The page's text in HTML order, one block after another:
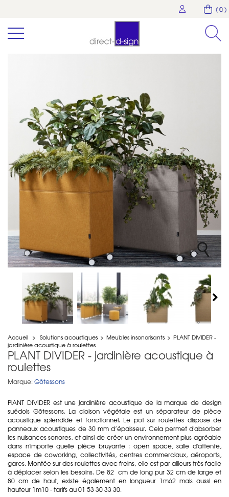
( 0 )
Accueil > Solutions acoustiques > Meubles insonorisants > PLANT DIVIDER -
jardinière acoustique à roulettes
PLANT DIVIDER - jardinière acoustique à
roulettes
Marque: Götessons
PlANT DIVIDER est une jardinière acoustique de la marque de design
suédois Götessons. La cloison végétale est un séparateur de pièce
acoustique splendide et fonctionnel. Le pot sur roulettes dispose de
panneaux acoustiques de 30 mm d’épaisseur. Cela permet d'absorber
les nuisances sonores, et ainsi de créer un environnement plus agréable
dans n'importe quelle pièce bruyante : open space, salle d'attente,
espace de coworking, collectivités, centres commerciaux, aéroports,
gares. Montée sur des roulettes avec freins, elle est par ailleurs très facile
à déplacer selon les besoins. De 82 cm de long pur 32 cm de large et
80 cm de haut, existe également en longueur 1m62 mais aussi en
hauteur 1m10 - tarifs au 01 53 30 33 30.